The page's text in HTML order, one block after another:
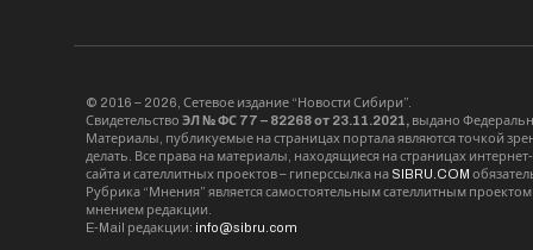
© 2016 – 2026, Сетевое издание “Новости Сибири”.
Свидетельство ЭЛ № ФС 77 – 82268 от 23.11.2021, выдано
Материалы, публикуемые на страницах портала являются точкой
делать. Все права на материалы, находящиеся на страницах
сайта и сателлитных проектов – гиперссылка на SIBRU.COM
Рубрика “Мнения” является самостоятельным сателлитным
мнением редакции.
E-Mail редакции: info@sibru.com